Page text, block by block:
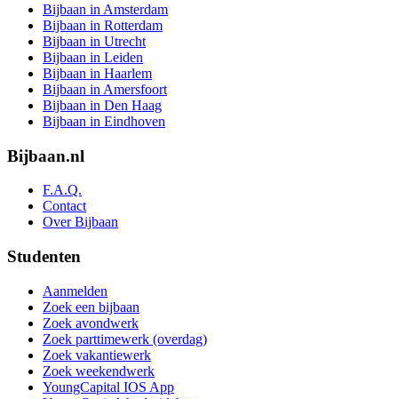
Bijbaan in Amsterdam
Bijbaan in Rotterdam
Bijbaan in Utrecht
Bijbaan in Leiden
Bijbaan in Haarlem
Bijbaan in Amersfoort
Bijbaan in Den Haag
Bijbaan in Eindhoven
Bijbaan.nl
F.A.Q.
Contact
Over Bijbaan
Studenten
Aanmelden
Zoek een bijbaan
Zoek avondwerk
Zoek parttimewerk (overdag)
Zoek vakantiewerk
Zoek weekendwerk
YoungCapital IOS App